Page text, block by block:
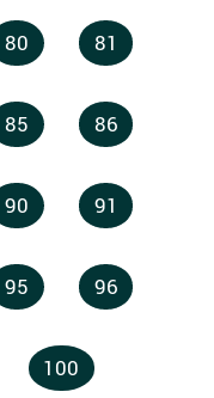
80 81
85 86
90 91
95 96
100